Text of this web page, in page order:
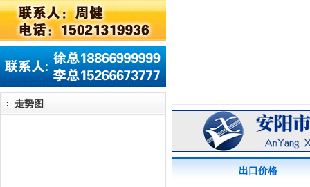
走势图
出口价格